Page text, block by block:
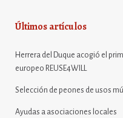
Últimos artículos
Herrera del Duque acogió el
europeo REUSE4WILL
Selección de peones de usos
Ayudas a asociaciones locales